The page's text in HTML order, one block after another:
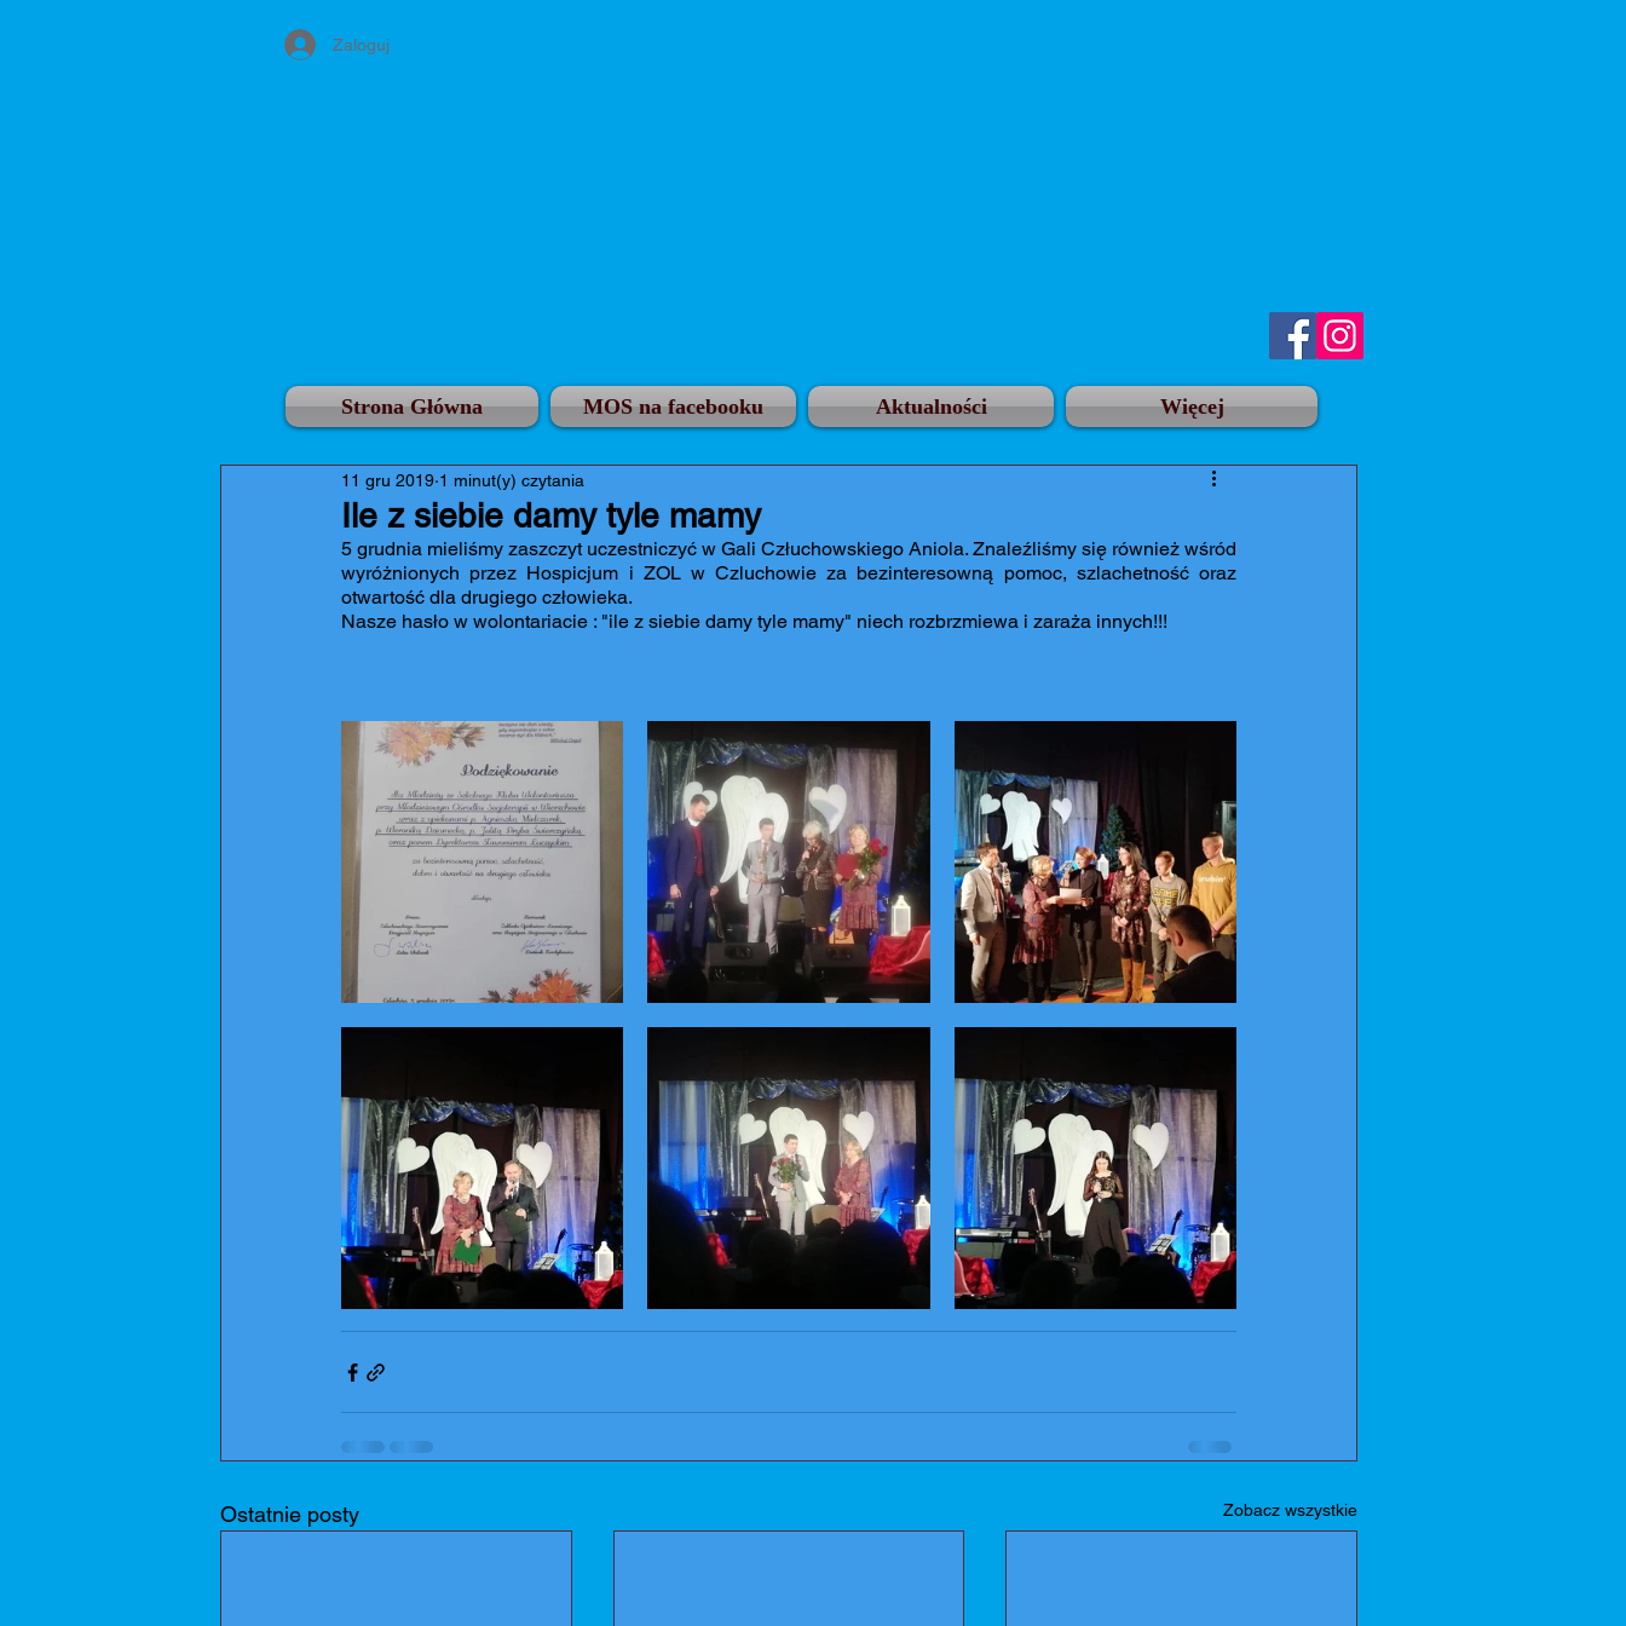
Zaloguj
Strona Główna MOS na facebooku Aktualności Więcej
Ile z siebie damy tyle mamy
11 gru 2019 1 minut(y) czytania
5 grudnia mieliśmy zaszczyt uczestniczyć w Gali Człuchowskiego Aniola. Znaleźliśmy się również wśród
wyróżnionych przez Hospicjum i ZOL w Czluchowie za bezinteresowną pomoc, szlachetność oraz
otwartość dla drugiego człowieka.
Nasze hasło w wolontariacie : "ile z siebie damy tyle mamy" niech rozbrzmiewa i zaraża innych!!!
Ostatnie posty Zobacz wszystkie